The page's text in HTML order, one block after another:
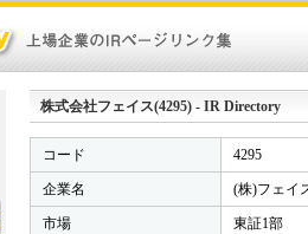
株式会社フェイス(4295) - IR Directory
コード 4295
企業名 (株)フェイ
市場 東証1部